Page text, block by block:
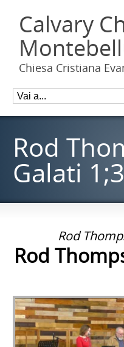
Calvary
Chiesa Cristiana
Rod
Galati
Rod
Rod